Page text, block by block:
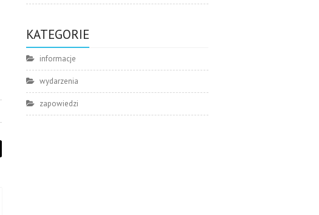
KATEGORIE
informacje
wydarzenia
zapowiedzi